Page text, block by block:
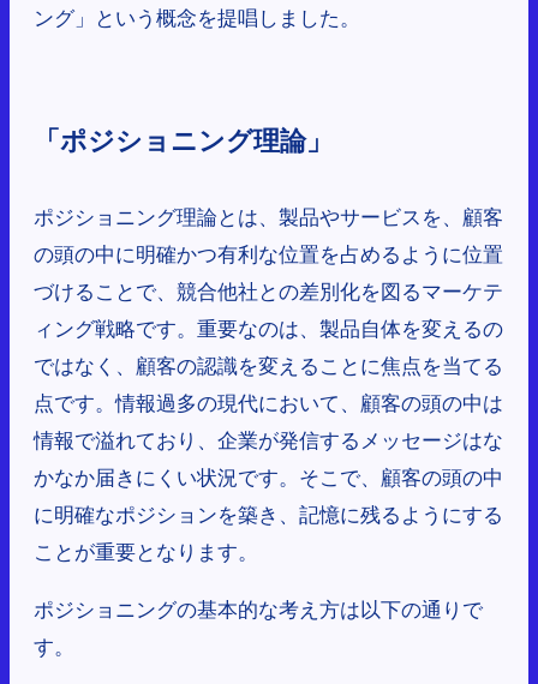
ング」という概念を提唱しました。
「ポジショニング理論」
ポジショニング理論とは、製品やサービスを、顧客
の頭の中に明確かつ有利な位置を占めるように位置
づけることで、競合他社との差別化を図るマーケテ
ィング戦略です。重要なのは、製品自体を変えるの
ではなく、顧客の認識を変えることに焦点を当てる
点です。情報過多の現代において、顧客の頭の中は
情報で溢れており、企業が発信するメッセージはな
かなか届きにくい状況です。そこで、顧客の頭の中
に明確なポジションを築き、記憶に残るようにする
ことが重要となります。
ポジショニングの基本的な考え方は以下の通りで
す。